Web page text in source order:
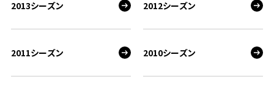
2013シーズン 2012シーズン
2011シーズン 2010シーズン